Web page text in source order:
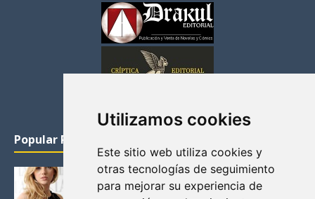
Utilizamos cookies
Este sitio web utiliza cookies y
otras tecnologías de seguimiento
para mejorar su experiencia de
Popular Posts
KATHERYN WINNICK: LA ACTRIZ MAS GUAPA DE
VIKINGOS